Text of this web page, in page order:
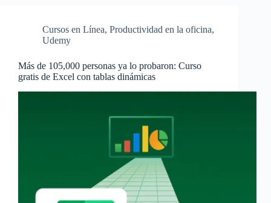
Cursos en Línea, Productividad en la oficina,
Udemy
Más de 105,000 personas ya lo probaron: Curso
gratis de Excel con tablas dinámicas